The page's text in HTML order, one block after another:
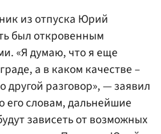
из отпуска Юрий
был откровенным
«Я думаю, что я еще
а в каком качестве –
другой разговор», — заявил
его словам, дальнейшие
зависеть от возможных